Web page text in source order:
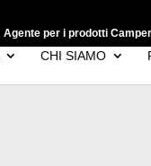
Agente per i prodotti
CHI SIAMO